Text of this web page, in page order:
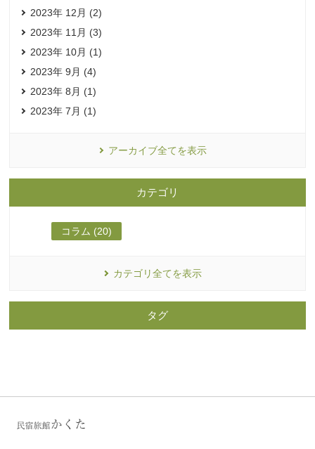
2023年 12月 (2)
2023年 11月 (3)
2023年 10月 (1)
2023年 9月 (4)
2023年 8月 (1)
2023年 7月 (1)
アーカイブ全てを表示
カテゴリ
コラム (20)
カテゴリ全てを表示
タグ